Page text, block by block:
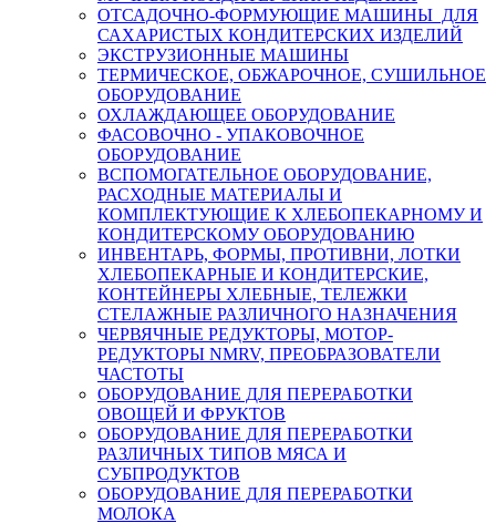
ОТСАДОЧНО-ФОРМУЮЩИЕ МАШИНЫ ДЛЯ
САХАРИСТЫХ КОНДИТЕРСКИХ ИЗДЕЛИЙ
ЭКСТРУЗИОННЫЕ МАШИНЫ
ТЕРМИЧЕСКОЕ, ОБЖАРОЧНОЕ, СУШИЛЬНОЕ
ОБОРУДОВАНИЕ
ОХЛАЖДАЮЩЕЕ ОБОРУДОВАНИЕ
ФАСОВОЧНО - УПАКОВОЧНОЕ
ОБОРУДОВАНИЕ
ВСПОМОГАТЕЛЬНОЕ ОБОРУДОВАНИЕ,
РАСХОДНЫЕ МАТЕРИАЛЫ И
КОМПЛЕКТУЮЩИЕ К ХЛЕБОПЕКАРНОМУ И
КОНДИТЕРСКОМУ ОБОРУДОВАНИЮ
ИНВЕНТАРЬ, ФОРМЫ, ПРОТИВНИ, ЛОТКИ
ХЛЕБОПЕКАРНЫЕ И КОНДИТЕРСКИЕ,
КОНТЕЙНЕРЫ ХЛЕБНЫЕ, ТЕЛЕЖКИ
СТЕЛАЖНЫЕ РАЗЛИЧНОГО НАЗНАЧЕНИЯ
ЧЕРВЯЧНЫЕ РЕДУКТОРЫ, МОТОР-
РЕДУКТОРЫ NMRV, ПРЕОБРАЗОВАТЕЛИ
ЧАСТОТЫ
ОБОРУДОВАНИЕ ДЛЯ ПЕРЕРАБОТКИ
ОВОЩЕЙ И ФРУКТОВ
ОБОРУДОВАНИЕ ДЛЯ ПЕРЕРАБОТКИ
РАЗЛИЧНЫХ ТИПОВ МЯСА И
СУБПРОДУКТОВ
ОБОРУДОВАНИЕ ДЛЯ ПЕРЕРАБОТКИ
МОЛОКА